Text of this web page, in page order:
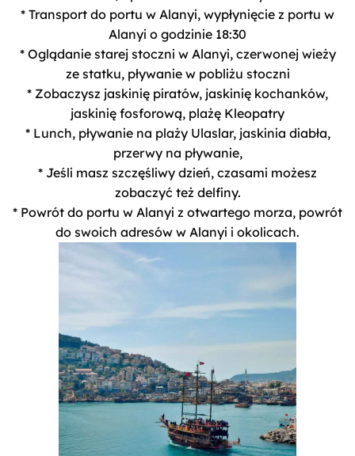
* Transport do portu w Alanyi, wypłynięcie z portu w
Alanyi o godzinie 18:30
* Oglądanie starej stoczni w Alanyi, czerwonej wieży
ze statku, pływanie w pobliżu stoczni
* Zobaczysz jaskinię piratów, jaskinię kochanków,
jaskinię fosforową, plażę Kleopatry
* Lunch, pływanie na plaży Ulaslar, jaskinia diabła,
przerwy na pływanie,
* Jeśli masz szczęśliwy dzień, czasami możesz
zobaczyć też delfiny.
* Powrót do portu w Alanyi z otwartego morza, powrót
do swoich adresów w Alanyi i okolicach.